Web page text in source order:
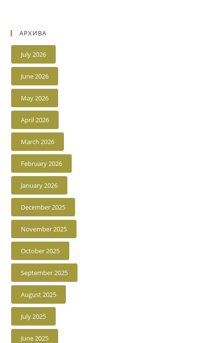
АРХИВА
July 2026
June 2026
May 2026
April 2026
March 2026
February 2026
January 2026
December 2025
November 2025
October 2025
September 2025
August 2025
July 2025
June 2025